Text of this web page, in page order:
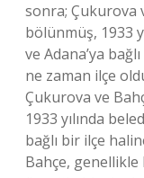
sonra; Çukurova
bölünmüş, 1933
ve Adana’ya
ne zaman ilçe
Çukurova ve
1933 yılında
bağlı bir ilçe
Bahçe,